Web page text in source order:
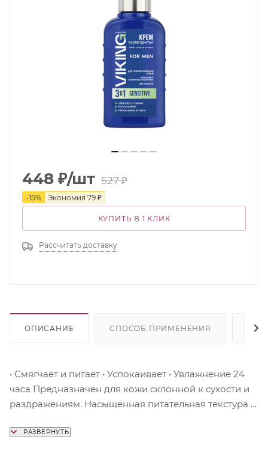
448 ₽/шт 527₽
-15% Экономия 79 ₽
КУПИТЬ В 1 КЛИК
Рассчитать доставку
ОПИСАНИЕ СПОСОБ ПРИМЕНЕНИЯ
• Смягчает и питает • Успокаивает • Увлажнение 24
часа Предназначен для кожи склонной к сухости и
раздражениям. Насыщенная питательная текстура с
чувствительную кожу после бритья, снимает сухость